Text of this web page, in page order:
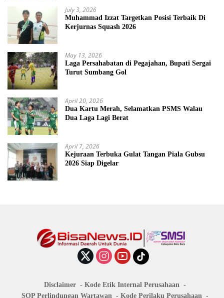
July 3, 2026
Muhammad Izzat Targetkan Posisi Terbaik Di
Kerjurnas Squash 2026
May 13, 2026
Laga Persahabatan di Pegajahan, Bupati Sergai
Turut Sumbang Gol
April 20, 2026
Dua Kartu Merah, Selamatkan PSMS Walau
Dua Laga Lagi Berat
April 7, 2026
Kejuraan Terbuka Gulat Tangan Piala Gubsu
2026 Siap Digelar
Disclaimer
Kode Etik Internal Perusahaan
SOP Perlindungan Wartawan
Kode Perilaku Perusahaan